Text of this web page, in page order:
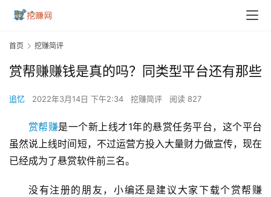
首页 挖赚简评
赏帮赚赚钱是真的吗？同类型平台还有那些
追忆 2022年3月14日 下午2:34 挖赚简评 阅读 827
赏帮赚是一个新上线才1年的悬赏任务平台，这个平台
虽然说上线时间短，不过运营方投入大量财力做宣传，现在
已经成为了悬赏软件前三名。
没有注册的朋友，小编还是建议大家下载个赏帮赚